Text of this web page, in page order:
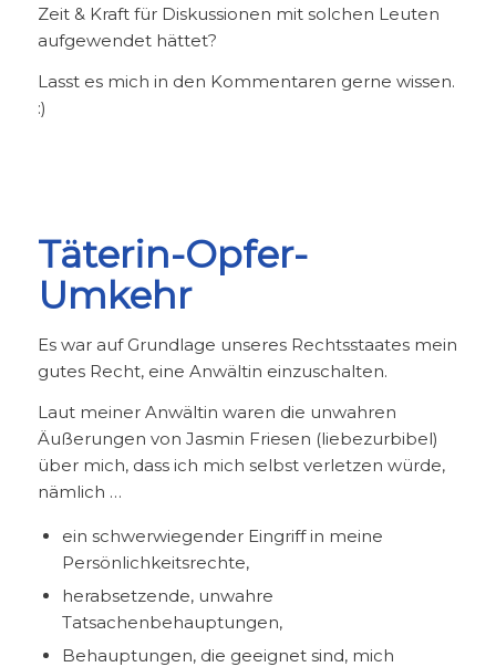
Zeit & Kraft für Diskussionen mit solchen Leuten
aufgewendet hättet?
Lasst es mich in den Kommentaren gerne wissen.
:)
Täterin-Opfer-
Umkehr
Es war auf Grundlage unseres Rechtsstaates mein
gutes Recht, eine Anwältin einzuschalten.
Laut meiner Anwältin waren die unwahren
Äußerungen von Jasmin Friesen (liebezurbibel)
über mich, dass ich mich selbst verletzen würde,
nämlich …
ein schwerwiegender Eingriff in meine
Persönlichkeitsrechte,
herabsetzende, unwahre
Tatsachenbehauptungen,
Behauptungen, die geeignet sind, mich